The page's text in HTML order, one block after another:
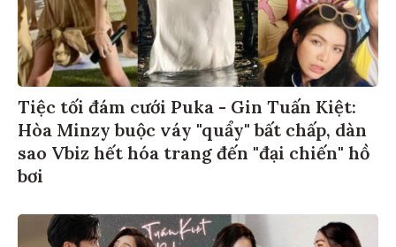
Tiệc tối đám cưới Puka - Gin Tuấn Kiệt:
Hòa Minzy buộc váy "quẩy" bất chấp, dàn
sao Vbiz hết hóa trang đến "đại chiến" hồ
bơi